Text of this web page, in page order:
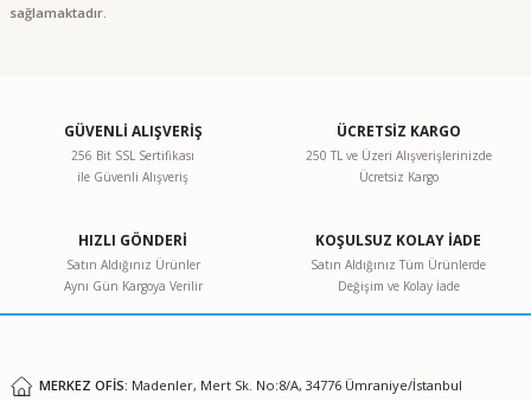
sağlamaktadır.
GÜVENLİ ALIŞVERİŞ
256 Bit SSL Sertifikası
ile Güvenli Alışveriş
ÜCRETSİZ KARGO
250 TL ve Üzeri Alışverişlerinizde
Ücretsiz Kargo
HIZLI GÖNDERİ
Satın Aldığınız Ürünler
Aynı Gün Kargoya Verilir
KOŞULSUZ KOLAY İADE
Satın Aldığınız Tüm Ürünlerde
Değişim ve Kolay İade
MERKEZ OFİS: Madenler, Mert Sk. No:8/A, 34776 Ümraniye/İstanbul